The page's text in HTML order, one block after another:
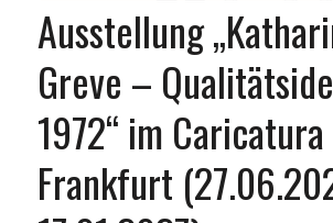
Ausstellung
Greve –
1972“ im
Frankfurt